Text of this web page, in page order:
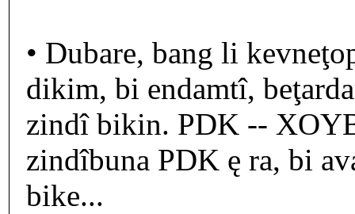
• Dubare, bang li
dikim, bi endamtî,
zindî bikin. PDK --
zindîbuna PDK ę ra, bi
bike...